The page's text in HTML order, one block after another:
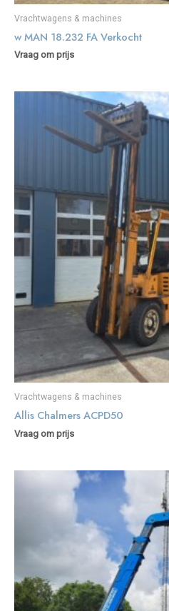
Vrachtwagens & machines
w MAN 18.232 FA Verkocht
Vraag om prijs
Vrachtwagens & machines
Allis Chalmers ACPD50
Vraag om prijs